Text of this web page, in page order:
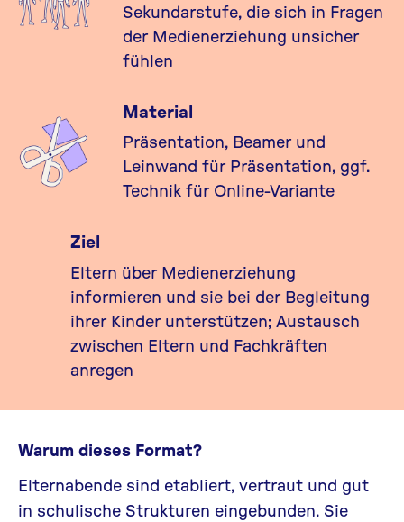
Sekundarstufe, die sich in Fragen
der Medienerziehung unsicher
fühlen
Material
Präsentation, Beamer und
Leinwand für Präsentation, ggf.
Technik für Online-Variante
Ziel
Eltern über Medienerziehung
informieren und sie bei der Begleitung
ihrer Kinder unterstützen; Austausch
zwischen Eltern und Fachkräften
anregen
Warum dieses Format?
Elternabende sind etabliert, vertraut und gut
in schulische Strukturen eingebunden. Sie